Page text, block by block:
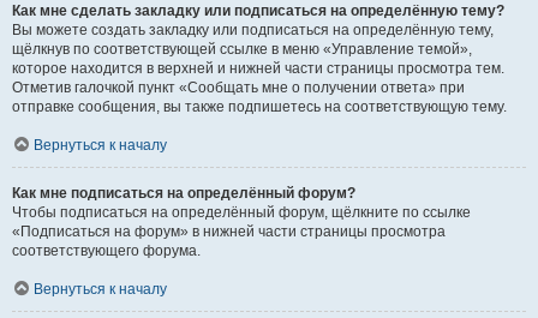
Как мне сделать закладку или подписаться на определённую тему?
Вы можете создать закладку или подписаться на определённую тему,
щёлкнув по соответствующей ссылке в меню «Управление темой»,
которое находится в верхней и нижней части страницы просмотра тем.
Отметив галочкой пункт «Сообщать мне о получении ответа» при
отправке сообщения, вы также подпишетесь на соответствующую тему.
Вернуться к началу
Как мне подписаться на определённый форум?
Чтобы подписаться на определённый форум, щёлкните по ссылке
«Подписаться на форум» в нижней части страницы просмотра
соответствующего форума.
Вернуться к началу